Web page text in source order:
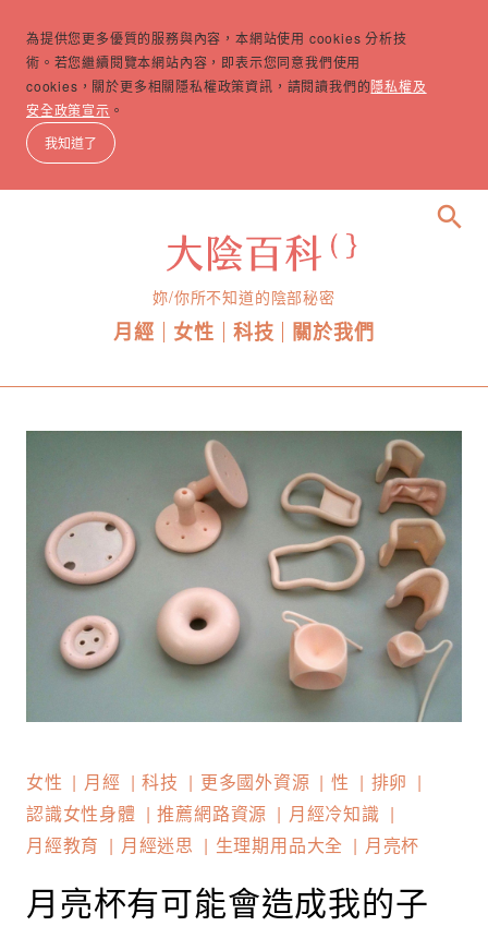
為提供您更多優質的服務與內容，本網站使用 cookies 分析技
術。若您繼續閱覽本網站內容，即表示您同意我們使用
cookies，關於更多相關隱私權政策資訊，請閱讀我們的隱私權及
安全政策宣示 。
我知道了
妳/你所不知道的陰部秘密
月經 女性 科技 關於我們
search
女性 月經 科技 更多國外資源 性
排卵
認識女性身體
推薦網路資源
月經冷知識
月經教育
月經迷思 生理期用品大全 月亮杯
月亮杯有可能會造成我的子